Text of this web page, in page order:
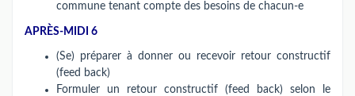
commune tenant compte des besoins de chacun-e
APRÈS-MIDI 6
(Se) préparer à donner ou recevoir retour constructif
(feed back)
Formuler un retour constructif (feed back) selon le